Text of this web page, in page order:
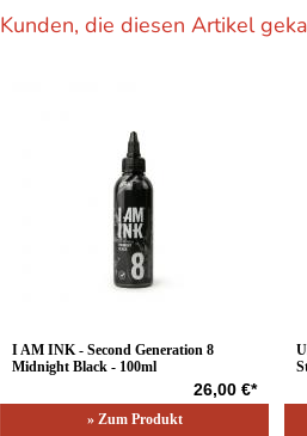
Kunden, die diesen Artikel
I AM INK - Second Generation 8
Midnight Black - 100ml
26,00 €*
» Zum Produkt